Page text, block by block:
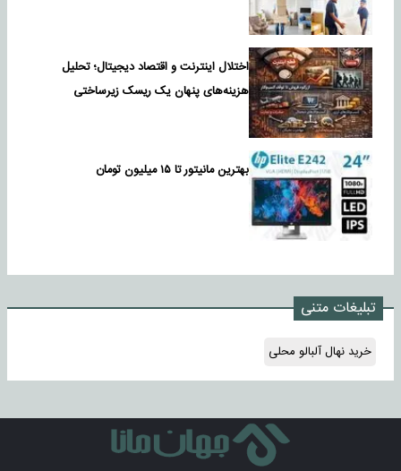
اختلال اینترنت و اقتصاد دیجیتال؛ تحلیل
هزینه‌های پنهان یک ریسک زیرساختی
بهترین مانیتور تا ۱۵ میلیون تومان
تبلیغات متنی
خرید نهال آلبالو محلی